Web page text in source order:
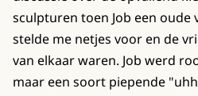
sculpturen toen Job een
stelde me netjes voor en de
van elkaar waren. Job werd
maar een soort piepende